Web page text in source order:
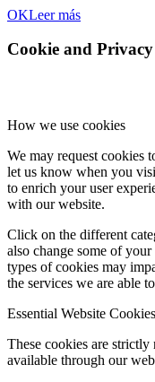
OKLeer más
Cookie and
How we use cookies
We may request cookies
let us know when you
to enrich your user
with our website.
Click on the different
also change some of
types of cookies may
the services we are able
Essential Website Cookies
These cookies are
available through our